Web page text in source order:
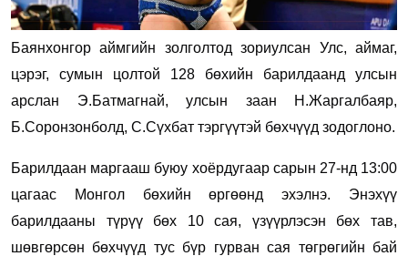
Баянхонгор аймгийн золголтод зориулсан Улс, аймаг,
цэрэг, сумын цолтой 128 бөхийн барилдаанд улсын
арслан Э.Батмагнай, улсын заан Н.Жаргалбаяр,
Б.Соронзонболд, С.Сүхбат тэргүүтэй бөхчүүд зодоглоно.
Барилдаан маргааш буюу хоёрдугаар сарын 27-нд 13:00
цагаас Монгол бөхийн өргөөнд эхэлнэ. Энэхүү
барилдааны түрүү бөх 10 сая, үзүүрлэсэн бөх тав,
шөвгөрсөн бөхчүүд тус бүр гурван сая төгрөгийн бай